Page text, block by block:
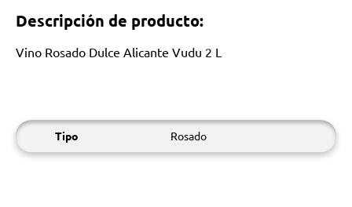
Descripción de producto:
Vino Rosado Dulce Alicante Vudu 2 L
Tipo Rosado